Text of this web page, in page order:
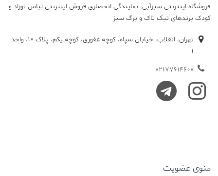
فروشگاه اینترنتی سبزآبی، نمایندگی انحصاری فروش اینترنتی لباس نوزاد و
کودک برندهای تیک تاک و برگ سبز
تهران، انقلاب، خیابان سپاه، کوچه غفوری، کوچه یکم، پلاک 10، واحد
1
02177614600
منوی عضویت